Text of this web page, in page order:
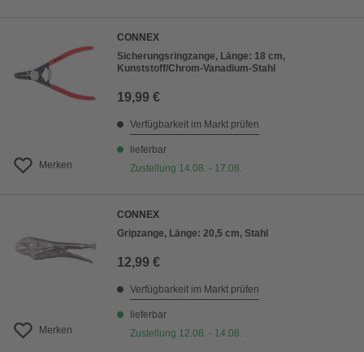
Merken
CONNEX
Sicherungsringzange, Länge: 18 cm,
Kunststoff/Chrom-Vanadium-Stahl
19,99 €
Verfügbarkeit im Markt prüfen
lieferbar
Zustellung 14.08. - 17.08.
Merken
CONNEX
Gripzange, Länge: 20,5 cm, Stahl
12,99 €
Verfügbarkeit im Markt prüfen
lieferbar
Zustellung 12.08. - 14.08.